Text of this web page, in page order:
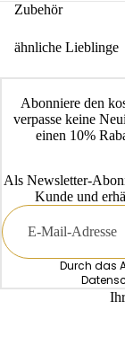
Zubehör
ähnliche Lieblinge
Abonniere den
verpasse keine
einen 10%
Als Newsletter-
Kunde und
E-
Mail
Durch das